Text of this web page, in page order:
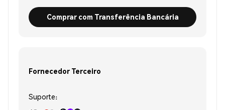
Comprar com Transferência Bancária
Fornecedor Terceiro
Suporte: